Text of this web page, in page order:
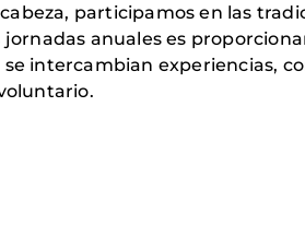
participamos en las
jornadas anuales es
intercambian experiencias,